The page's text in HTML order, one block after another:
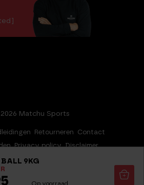
9KG
Op voorraad
Matchu Sports
Retourneren Contact
Privacy policy Disclaimer